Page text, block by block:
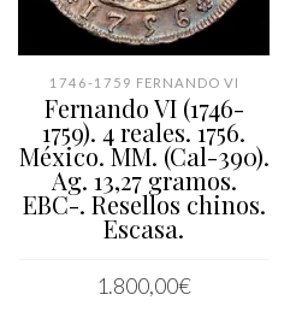
1746-1759 FERNANDO VI
Fernando VI (1746-
1759). 4 reales. 1756.
México. MM. (Cal-390).
Ag. 13,27 gramos.
EBC-. Resellos chinos.
Escasa.
1.800,00€